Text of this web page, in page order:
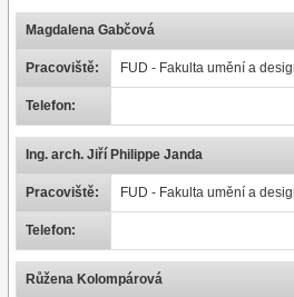
Magdalena Gabčová
Pracoviště: FUD - Fakulta umění a
Telefon:
Ing. arch. Jiří Philippe Janda
Pracoviště: FUD - Fakulta umění a
Telefon:
Růžena Kolompárová